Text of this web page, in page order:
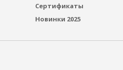
Сертификаты
Новинки 2025